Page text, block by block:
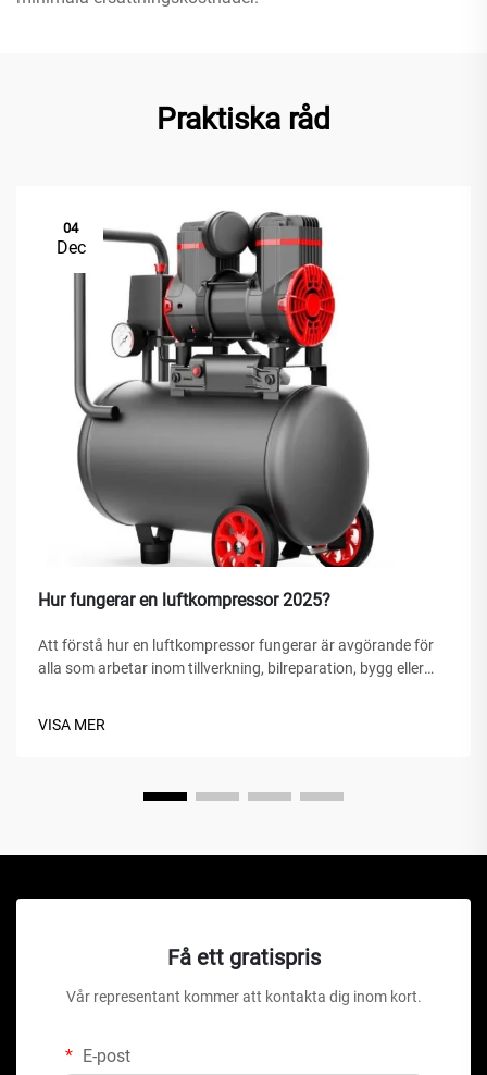
Praktiska råd
04
Dec
Hur fungerar en luftkompressor 2025?
Att förstå hur en luftkompressor fungerar är avgörande för
alla som arbetar inom tillverkning, bilreparation, bygg eller
VISA MER
Få ett gratispris
Vår representant kommer att kontakta dig inom kort.
E-post